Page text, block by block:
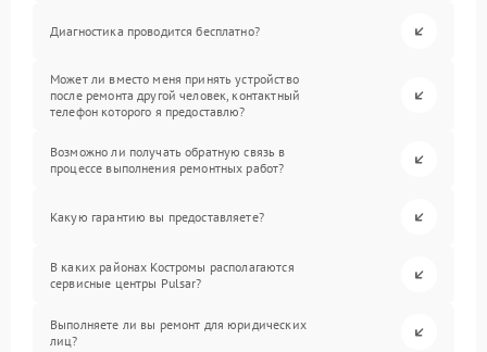
Диагностика проводится бесплатно?
Может ли вместо меня принять устройство
после ремонта другой человек, контактный
телефон которого я предоставлю?
Возможно ли получать обратную связь в
процессе выполнения ремонтных работ?
Какую гарантию вы предоставляете?
В каких районах Костромы располагаются
сервисные центры Pulsar?
Выполняете ли вы ремонт для юридических
лиц?